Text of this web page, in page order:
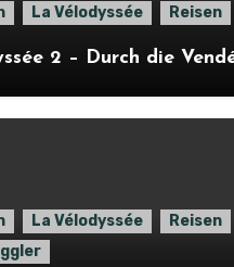
La Vélodyssée Reisen
2 – Durch die
La Vélodyssée
Reisen